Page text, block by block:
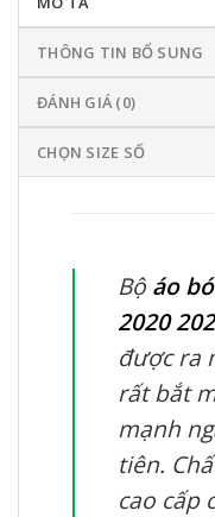
THÔNG TIN BỔ SUNG
ĐÁNH GIÁ (0)
CHỌN SIZE SỐ
Bộ áo
2020
được ra
rất bắt
mạnh
tiên.
cao cấp